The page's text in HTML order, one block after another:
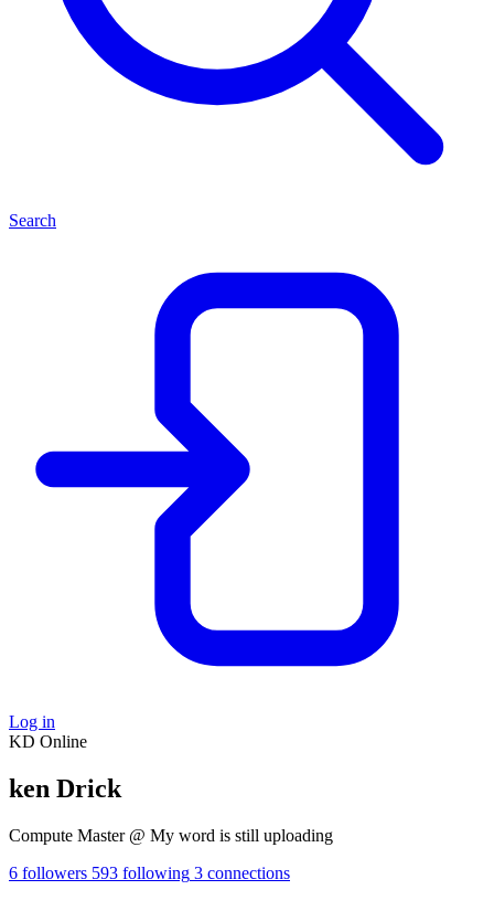
Search
Log in
KD Online
ken Drick
Compute Master @ My word is still uploading
6 followers 593 following 3 connections